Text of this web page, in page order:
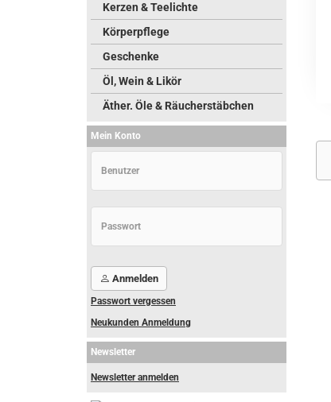
Kerzen & Teelichte
Körperpflege
Geschenke
Öl, Wein & Likör
Äther. Öle & Räucherstäbchen
Mein Konto
Anmelden
Passwort vergessen
Neukunden Anmeldung
Newsletter
Newsletter anmelden